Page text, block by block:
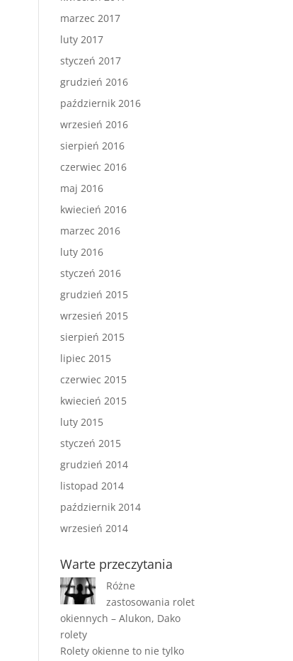
marzec 2017
luty 2017
styczeń 2017
grudzień 2016
październik 2016
wrzesień 2016
sierpień 2016
czerwiec 2016
maj 2016
kwiecień 2016
marzec 2016
luty 2016
styczeń 2016
grudzień 2015
wrzesień 2015
sierpień 2015
lipiec 2015
czerwiec 2015
kwiecień 2015
luty 2015
styczeń 2015
grudzień 2014
listopad 2014
październik 2014
wrzesień 2014
Warte przeczytania
Różne
zastosowania rolet
okiennych – Alukon, Dako
rolety
Rolety okienne to nie tylko